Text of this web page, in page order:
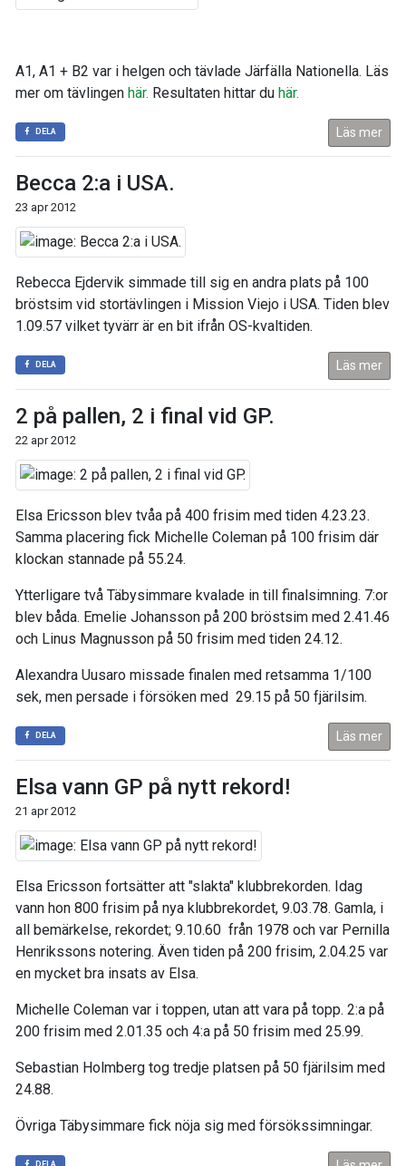
A1, A1 + B2 var i helgen och tävlade Järfälla Nationella. Läs
mer om tävlingen här. Resultaten hittar du här.
DELA Läs mer
Becca 2:a i USA.
23 apr 2012
Rebecca Ejdervik simmade till sig en andra plats på 100
bröstsim vid stortävlingen i Mission Viejo i USA. Tiden blev
1.09.57 vilket tyvärr är en bit ifrån OS-kvaltiden.
DELA Läs mer
2 på pallen, 2 i final vid GP.
22 apr 2012
Elsa Ericsson blev tvåa på 400 frisim med tiden 4.23.23.
Samma placering fick Michelle Coleman på 100 frisim där
klockan stannade på 55.24.
Ytterligare två Täbysimmare kvalade in till finalsimning. 7:or
blev båda. Emelie Johansson på 200 bröstsim med 2.41.46
och Linus Magnusson på 50 frisim med tiden 24.12.
Alexandra Uusaro missade finalen med retsamma 1/100
sek, men persade i försöken med 29.15 på 50 fjärilsim.
DELA Läs mer
Elsa vann GP på nytt rekord!
21 apr 2012
Elsa Ericsson fortsätter att "slakta" klubbrekorden. Idag
vann hon 800 frisim på nya klubbrekordet, 9.03.78. Gamla, i
all bemärkelse, rekordet; 9.10.60 från 1978 och var Pernilla
Henrikssons notering. Även tiden på 200 frisim, 2.04.25 var
en mycket bra insats av Elsa.
Michelle Coleman var i toppen, utan att vara på topp. 2:a på
200 frisim med 2.01.35 och 4:a på 50 frisim med 25.99.
Sebastian Holmberg tog tredje platsen på 50 fjärilsim med
24.88.
Övriga Täbysimmare fick nöja sig med försökssimningar.
DELA